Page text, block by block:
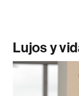
Lujos y